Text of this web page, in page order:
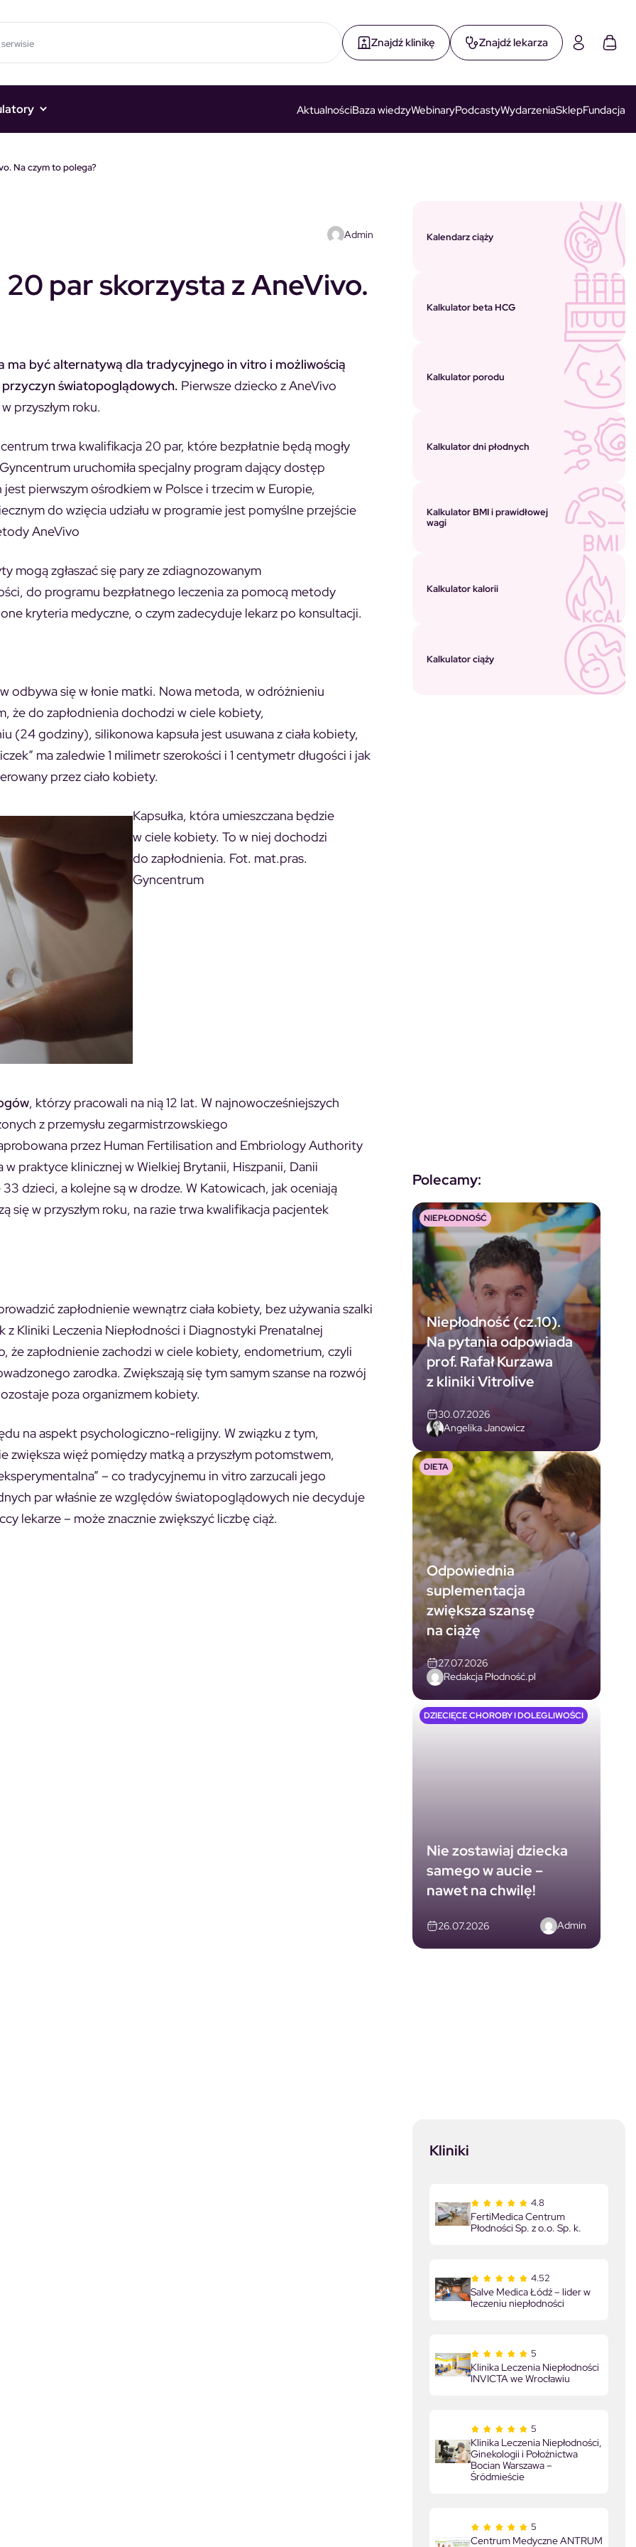
Znajdź klinikę Znajdź lekarza
AktualnościBaza wiedzyWebinaryPodcastyWydarzeniaSklepFundacja
Na czym to polega?
Admin
par skorzysta z AneVivo.
być alternatywą dla tradycyjnego in vitro i możliwością
światopoglądowych. Pierwsze dziecko z AneVivo
przyszłym roku.
trwa kwalifikacja 20 par, które bezpłatnie będą mogły
uruchomiła specjalny program dający dostęp
pierwszym ośrodkiem w Polsce i trzecim w Europie,
do wzięcia udziału w programie jest pomyślne przejście
AneVivo
mogą zgłaszać się pary ze zdiagnozowanym
do programu bezpłatnego leczenia za pomocą metody
kryteria medyczne, o czym zadecyduje lekarz po konsultacji.
odbywa się w łonie matki. Nowa metoda, w odróżnieniu
że do zapłodnienia dochodzi w ciele kobiety,
(24 godziny), silikonowa kapsuła jest usuwana z ciała kobiety,
ma zaledwie 1 milimetr szerokości i 1 centymetr długości i jak
przez ciało kobiety.
Kapsułka, która umieszczana będzie
w ciele kobiety. To w niej dochodzi
do zapłodnienia. Fot. mat.pras.
Gyncentrum
, którzy pracowali na nią 12 lat. W najnowocześniejszych
z przemysłu zegarmistrzowskiego
przez Human Fertilisation and Embriology Authority
praktyce klinicznej w Wielkiej Brytanii, Hiszpanii, Danii
dzieci, a kolejne są w drodze. W Katowicach, jak oceniają
w przyszłym roku, na razie trwa kwalifikacja pacjentek
zapłodnienie wewnątrz ciała kobiety, bez używania szalki
z Kliniki Leczenia Niepłodności i Diagnostyki Prenatalnej
że zapłodnienie zachodzi w ciele kobiety, endometrium, czyli
zarodka. Zwiększają się tym samym szanse na rozwój
poza organizmem kobiety.
na aspekt psychologiczno-religijny. W związku z tym,
zwiększa więź pomiędzy matką a przyszłym potomstwem,
– co tradycyjnemu in vitro zarzucali jego
par właśnie ze względów światopoglądowych nie decyduje
lekarze – może znacznie zwiększyć liczbę ciąż.
Kalendarz ciąży
Kalkulator beta HCG
Kalkulator porodu
Kalkulator dni płodnych
Kalkulator BMI i prawidłowej
wagi
Kalkulator kalorii
Kalkulator ciąży
Polecamy:
Niepłodność (cz.10).
Na pytania odpowiada
prof. Rafał Kurzawa
z kliniki Vitrolive
30.07.2026
Angelika Janowicz
NIEPŁODNOŚĆ
Odpowiednia
suplementacja
zwiększa szansę
na ciążę
27.07.2026
Redakcja Płodność.pl
DIETA
Nie zostawiaj dziecka
samego w aucie –
nawet na chwilę!
26.07.2026 Admin
DZIECIĘCE CHOROBY I DOLEGLIWOŚCI
Kliniki
4.8
FertiMedica Centrum
Płodności Sp. z o.o. Sp. k.
4.52
Salve Medica Łódź – lider w
leczeniu niepłodności
5
Klinika Leczenia Niepłodności
INVICTA we Wrocławiu
5
Klinika Leczenia Niepłodności,
Ginekologii i Położnictwa
Bocian Warszawa –
Śródmieście
5
Centrum Medyczne ANTRUM